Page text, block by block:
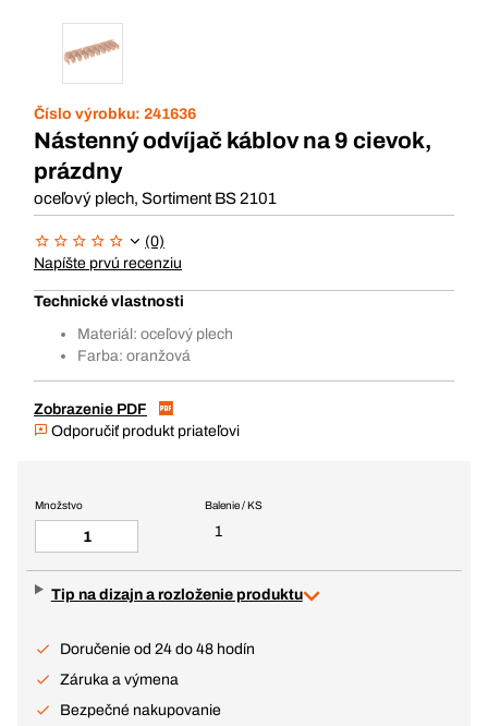
Číslo výrobku: 241636
Nástenný odvíjač káblov na 9 cievok,
prázdny
oceľový plech, Sortiment BS 2101
(0)
Napíšte prvú recenziu
Technické vlastnosti
Materiál: oceľový plech
Farba: oranžová
Zobrazenie PDF
Odporučiť produkt priateľovi
Balenie / KS
1
Množstvo
Tip na dizajn a rozloženie produktu
Doručenie od 24 do 48 hodín
Záruka a výmena
Bezpečné nakupovanie